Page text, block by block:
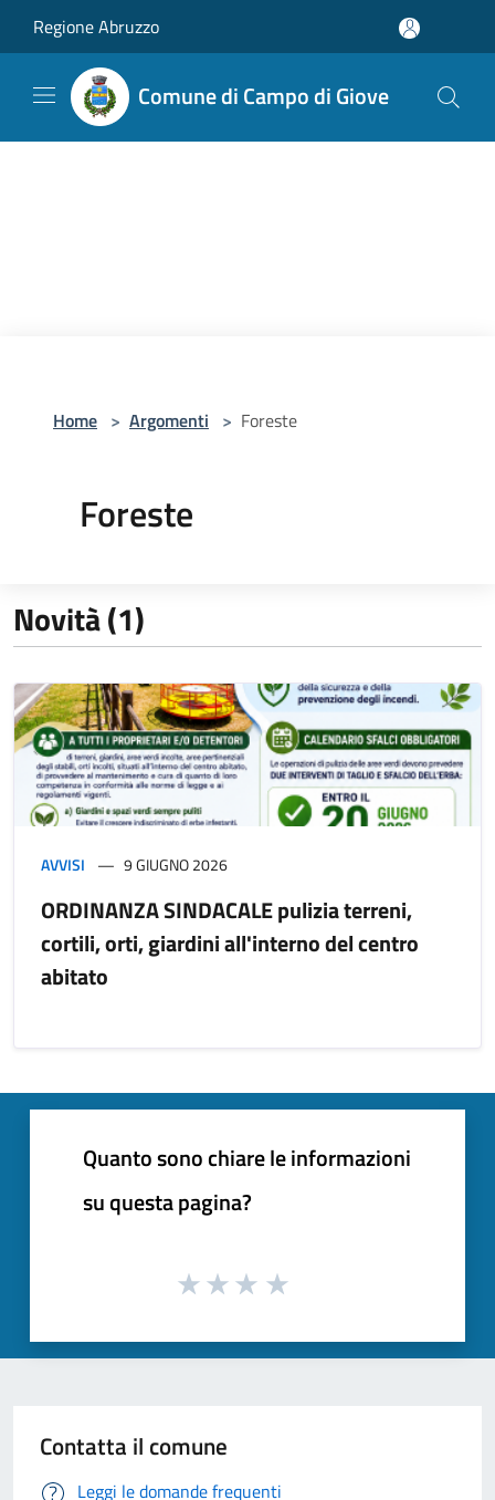
Regione Abruzzo
Comune di Campo di Giove
Home > Argomenti > Foreste
Foreste
Novità (1)
AVVISI 9 GIUGNO 2026
ORDINANZA SINDACALE pulizia terreni,
cortili, orti, giardini all'interno del centro
abitato
Quanto sono chiare le informazioni
su questa pagina?
Contatta il comune
Leggi le domande frequenti